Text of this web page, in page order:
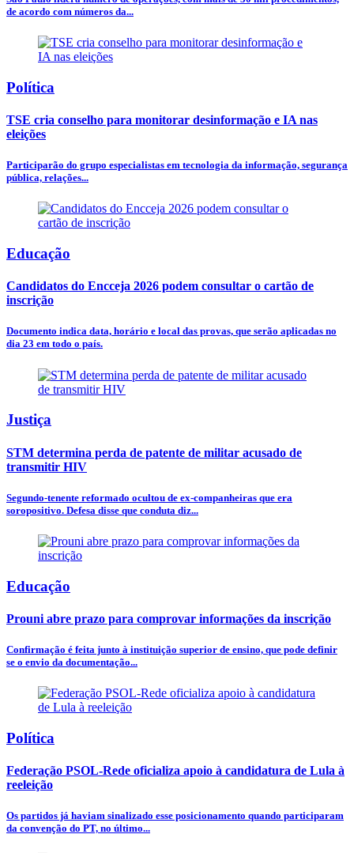
de acordo com números da...
Política
TSE cria conselho para monitorar desinformação e IA nas
eleições
Participarão do grupo especialistas em tecnologia da informação, segurança
pública, relações...
Educação
Candidatos do Encceja 2026 podem consultar o cartão de
inscrição
Documento indica data, horário e local das provas, que serão aplicadas no
dia 23 em todo o país.
Justiça
STM determina perda de patente de militar acusado de
transmitir HIV
Segundo-tenente reformado ocultou de ex-companheiras que era
soropositivo. Defesa disse que conduta diz...
Educação
Prouni abre prazo para comprovar informações da inscrição
Confirmação é feita junto à instituição superior de ensino, que pode definir
se o envio da documentação...
Política
Federação PSOL-Rede oficializa apoio à candidatura de Lula à
reeleição
Os partidos já haviam sinalizado esse posicionamento quando participaram
da convenção do PT, no último...